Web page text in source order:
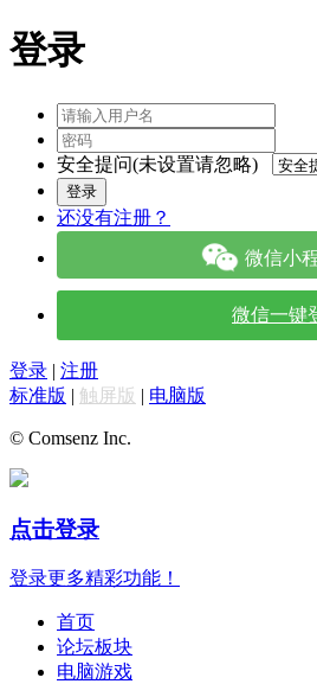
登录
安全提问(未设置请忽略)
登录
还没有注册？
微信小
微信一键
登录 | 注册
标准版 | 触屏版 | 电脑版
© Comsenz Inc.
点击登录
登录更多精彩功能！
首页
论坛板块
电脑游戏